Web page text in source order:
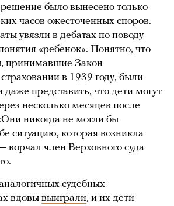
было вынесено только
часов ожесточенных споров.
увязли в дебатах по поводу
«ребенок». Понятно, что
принимавшие Закон
в 1939 году, были
даже представить, что дети могут
несколько месяцев после
никогда не могли бы
ситуацию, которая возникла
ворчал член Верховного суда
судебных
вдовы выиграли, и их дети